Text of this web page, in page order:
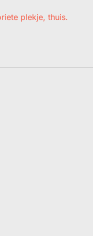
plekje, thuis.